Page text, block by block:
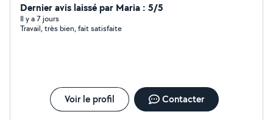
venir le récupérer et aussi du ménage je peux aussi
garde vos enfants j cuisine aussi je prépare des repas
tagine couscous briques gâteau je peux cuisiner chez
Dernier avis laissé par Maria : 5/5
Il y a 7 jours
Travail, très bien, fait satisfaite
Voir le profil Contacter